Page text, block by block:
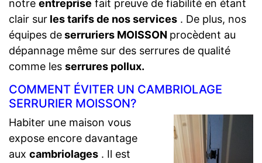
notre entreprise fait preuve de fiabilité en étant
clair sur les tarifs de nos services . De plus, nos
équipes deserruriers MOISSON procèdent au
dépannage même sur des serrures de qualité
comme les serrures pollux.
COMMENT ÉVITER UN CAMBRIOLAGE
SERRURIER MOISSON?
Habiter une maison vous
expose encore davantage
aux cambriolages . Il est